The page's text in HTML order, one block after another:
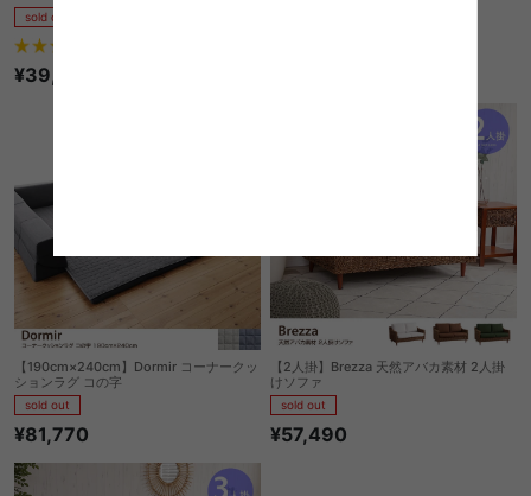
sold out
¥39,999
【190cm×240cm】Dormir コーナークッ
ションラグ コの字
sold out
¥81,770
【2人掛】Brezza 天然アバカ素材 2人掛
けソファ
sold out
¥57,490